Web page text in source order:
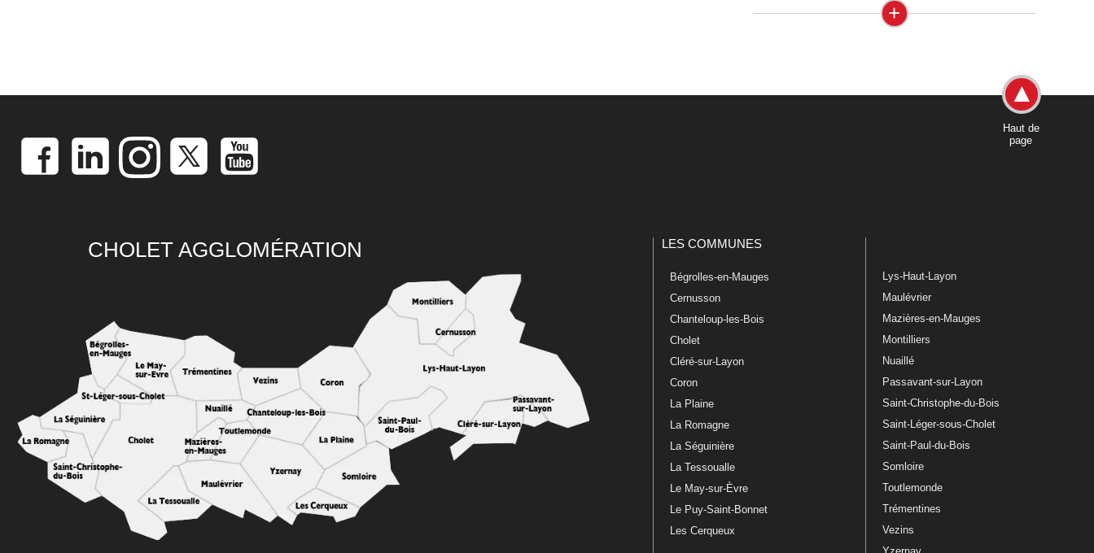
+
Haut de
page
CHOLET AGGLOMÉRATION LES COMMUNES
Bégrolles-en-Mauges
Cernusson
Chanteloup-les-Bois
Cholet
Cléré-sur-Layon
Coron
La Plaine
La Romagne
La Séguinière
La Tessoualle
Le May-sur-Èvre
Le Puy-Saint-Bonnet
Les Cerqueux
Lys-Haut-Layon
Maulévrier
Mazières-en-Mauges
Montilliers
Nuaillé
Passavant-sur-Layon
Saint-Christophe-du-Bois
Saint-Léger-sous-Cholet
Saint-Paul-du-Bois
Somloire
Toutlemonde
Trémentines
Vezins